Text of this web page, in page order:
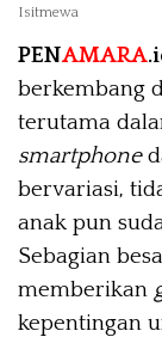
Isitmewa
PENAMARA
berkembang
terutama
smartphone
bervariasi,
anak pun
Sebagian
memberikan
kepentingan